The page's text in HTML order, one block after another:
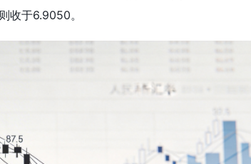
收于6.9050。